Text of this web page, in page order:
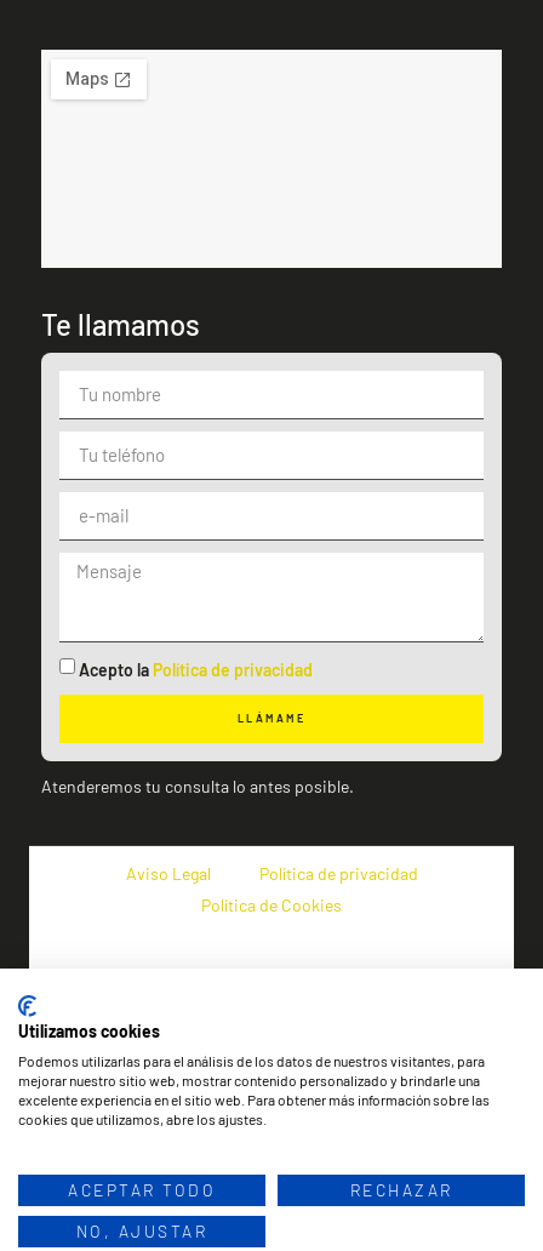
Te llamamos
Acepto la Política de privacidad
LLÁMAME
Atenderemos tu consulta lo antes posible.
Aviso Legal
Política de privacidad
Política de Cookies
Copyright © 2024 HM granada S.L. Todos
los derechos reservados | Desarrollado en
Centromipc
Utilizamos cookies
Podemos utilizarlas para el análisis de los datos de nuestros visitantes, para
mejorar nuestro sitio web, mostrar contenido personalizado y brindarle una
excelente experiencia en el sitio web. Para obtener más información sobre las
cookies que utilizamos, abre los ajustes.
ACEPTAR TODO
RECHAZAR
NO, AJUSTAR